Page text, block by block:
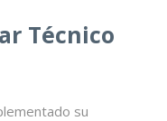
Técnico
su